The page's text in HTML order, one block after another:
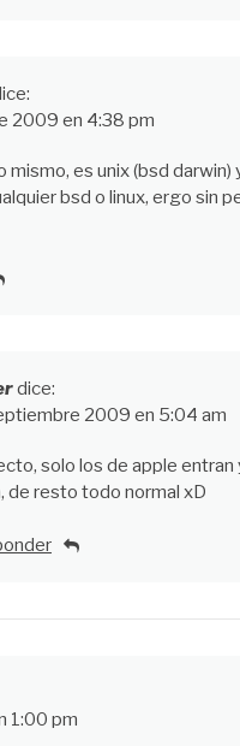
2009 en 4:38 pm
mismo, es unix (bsd
bsd o linux, ergo sin
dice:
2009 en 5:04 am
solo los de apple entran
de resto todo normal xD
1:00 pm